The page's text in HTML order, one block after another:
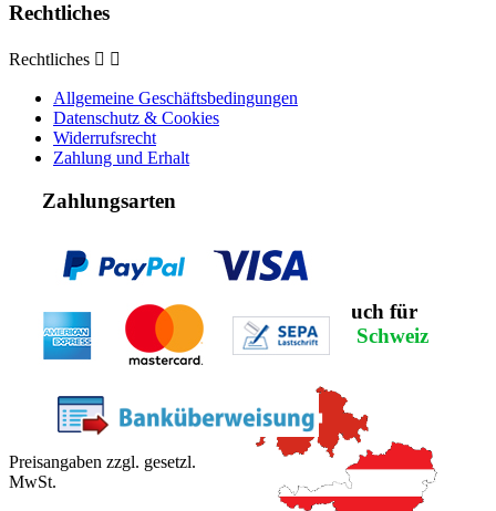
Rechtliches
Rechtliches  
Allgemeine Geschäftsbedingungen
Datenschutz & Cookies
Widerrufsrecht
Zahlung und Erhalt
Zahlungsarten
NEU:Jetzt auch für
Österreich
Schweiz
Preisangaben zzgl. gesetzl.
MwSt.